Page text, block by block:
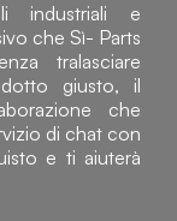
industriali e
che Sì- Parts
tralasciare
giusto, il
che
di chat con
e ti aiuterà